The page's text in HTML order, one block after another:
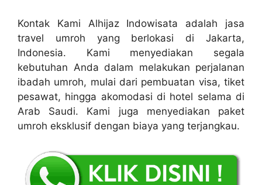
Kontak Kami Alhijaz Indowisata adalah jasa
travel umroh yang berlokasi di Jakarta,
Indonesia. Kami menyediakan segala
kebutuhan Anda dalam melakukan perjalanan
ibadah umroh, mulai dari pembuatan visa, tiket
pesawat, hingga akomodasi di hotel selama di
Arab Saudi. Kami juga menyediakan paket
umroh eksklusif dengan biaya yang terjangkau.